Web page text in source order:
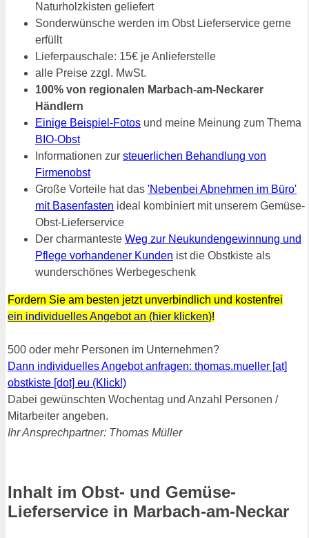
Naturholzkisten geliefert
Sonderwünsche werden im Obst Lieferservice gerne
erfüllt
Lieferpauschale: 15€ je Anlieferstelle
alle Preise zzgl. MwSt.
100% von regionalen Marbach-am-Neckarer
Händlern
Einige Beispiel-Fotos und meine Meinung zum Thema
BIO-Obst
Informationen zur steuerlichen Behandlung von
Firmenobst
Große Vorteile hat das 'Nebenbei Abnehmen im Büro'
mit Basenfasten ideal kombiniert mit unserem Gemüse-
Obst-Lieferservice
Der charmanteste Weg zur Neukundengewinnung und
Pflege vorhandener Kunden ist die Obstkiste als
wunderschönes Werbegeschenk
Fordern Sie am besten jetzt unverbindlich und kostenfrei
ein individuelles Angebot an (hier klicken)!
500 oder mehr Personen im Unternehmen?
Dann individuelles Angebot anfragen: thomas.mueller [at]
obstkiste [dot] eu (Klick!)
Dabei gewünschten Wochentag und Anzahl Personen /
Mitarbeiter angeben.
Ihr Ansprechpartner: Thomas Müller
Inhalt im Obst- und Gemüse-
Lieferservice in Marbach-am-Neckar